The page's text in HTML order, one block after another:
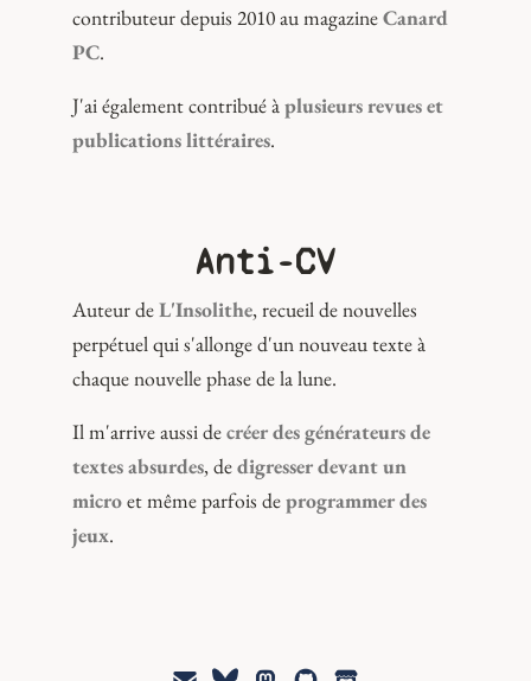
contributeur depuis 2010 au magazineCanard
PC.
J'ai également contribué àplusieurs revues et
publications littéraires.
Anti-CV
Auteur deL'Insolithe, recueil de nouvelles
perpétuel qui s'allonge d'un nouveau texte à
chaque nouvelle phase de la lune.
Il m'arrive aussi decréer des générateurs de
textes absurdes, dedigresser devant un
microet même parfois deprogrammer des
jeux.